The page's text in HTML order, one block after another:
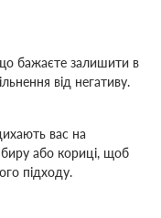
що бажаєте залишити в
від негативу.
вас на
або кориці, щоб
підходу.